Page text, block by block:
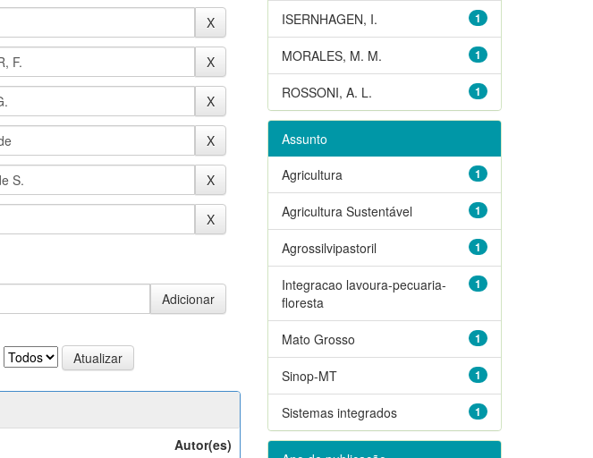
Autor(es)
1
ISERNHAGEN, I.
1
MORALES, M. M.
1
ROSSONI, A. L.
Assunto
1
Agricultura
1
Agricultura Sustentável
1
Agrossilvipastoril
1
Integracao lavoura-pecuaria-
floresta
1
Mato Grosso
1
Sinop-MT
1
Sistemas integrados